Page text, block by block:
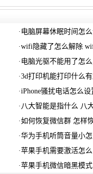
· 电脑屏幕休眠时间怎
·wifi隐藏了怎么解除
· 电脑光驱不能用了怎
·3d打印机能打印什么
·iPhone骚扰电话怎么设
· 八大智能是指什么 八
·如何恢复微信群 怎样
·华为手机听筒音量小
·苹果手机需要激活怎
·苹果手机微信暗黑模